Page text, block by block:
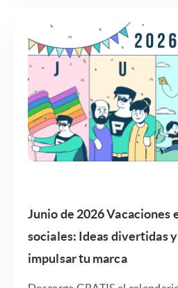
Junio de 2026 Vacaciones
sociales: Ideas divertidas
impulsar tu marca